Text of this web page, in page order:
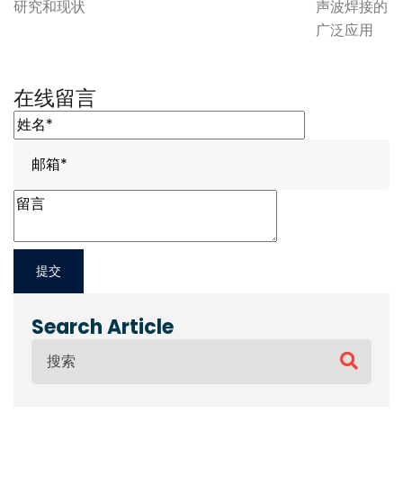
研究和现状
声波焊接的
广泛应用
在线留言
Search Article